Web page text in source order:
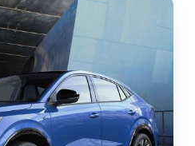
Navigation, Google
Services